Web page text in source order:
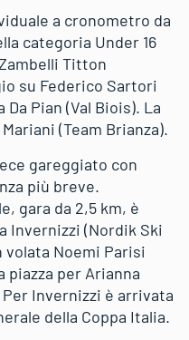
a cronometro da
categoria Under 16
Titton
su Federico Sartori
Da Pian (Val Biois). La
(Team Brianza).
gareggiato con
più breve.
gara da 2,5 km, è
Invernizzi (Nordik Ski
volata Noemi Parisi
piazza per Arianna
Per Invernizzi è arrivata
della Coppa Italia.